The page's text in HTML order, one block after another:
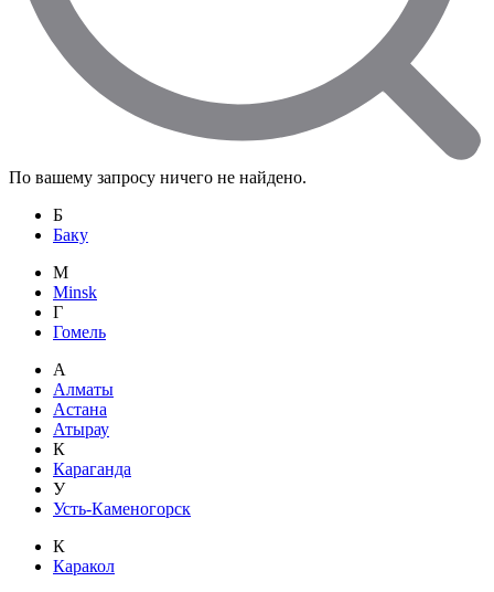
По вашему запросу ничего не найдено.
Б
Баку
M
Minsk
Г
Гомель
А
Алматы
Астана
Атырау
К
Караганда
У
Усть-Каменогорск
К
Каракол